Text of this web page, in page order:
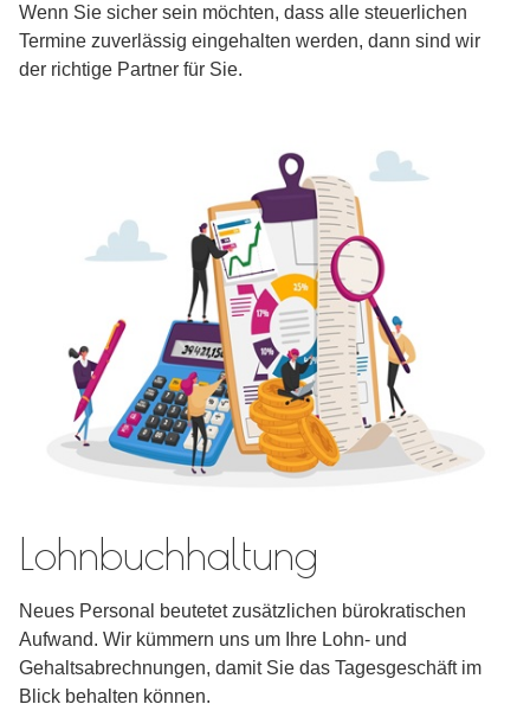
Wenn Sie sicher sein möchten, dass alle steuerlichen
Termine zuverlässig eingehalten werden, dann sind wir
der richtige Partner für Sie.
Lohnbuchhaltung
Neues Personal beutetet zusätzlichen bürokratischen
Aufwand. Wir kümmern uns um Ihre Lohn- und
Gehaltsabrechnungen, damit Sie das Tagesgeschäft im
Blick behalten können.